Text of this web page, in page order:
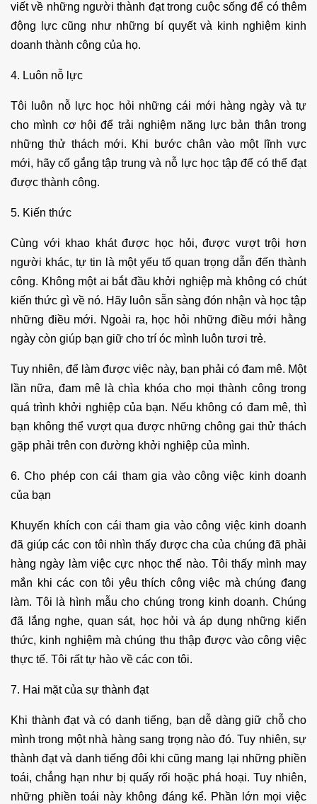
viết về những người thành đạt trong cuộc sống để có thêm
động lực cũng như những bí quyết và kinh nghiệm kinh
doanh thành công của họ.
4. Luôn nỗ lực
Tôi luôn nỗ lực học hỏi những cái mới hàng ngày và tự
cho mình cơ hội để trải nghiệm năng lực bản thân trong
những thử thách mới. Khi bước chân vào một lĩnh vực
mới, hãy cố gắng tập trung và nỗ lực học tập để có thể đạt
được thành công.
5. Kiến thức
Cùng với khao khát được học hỏi, được vượt trội hơn
người khác, tự tin là một yếu tố quan trọng dẫn đến thành
công. Không một ai bắt đầu khởi nghiệp mà không có chút
kiến thức gì về nó. Hãy luôn sẵn sàng đón nhận và học tập
những điều mới. Ngoài ra, học hỏi những điều mới hằng
ngày còn giúp bạn giữ cho trí óc mình luôn tươi trẻ.
Tuy nhiên, để làm được việc này, bạn phải có đam mê. Một
lần nữa, đam mê là chìa khóa cho mọi thành công trong
quá trình khởi nghiệp của bạn. Nếu không có đam mê, thì
bạn không thể vượt qua được những chông gai thử thách
gặp phải trên con đường khởi nghiệp của mình.
6. Cho phép con cái tham gia vào công việc kinh doanh
của bạn
Khuyến khích con cái tham gia vào công việc kinh doanh
đã giúp các con tôi nhìn thấy được cha của chúng đã phải
hàng ngày làm việc cực nhọc thế nào. Tôi thấy mình may
mắn khi các con tôi yêu thích công việc mà chúng đang
làm. Tôi là hình mẫu cho chúng trong kinh doanh. Chúng
đã lắng nghe, quan sát, học hỏi và áp dụng những kiến
thức, kinh nghiệm mà chúng thu thập được vào công việc
thực tế. Tôi rất tự hào về các con tôi.
7. Hai mặt của sự thành đạt
Khi thành đạt và có danh tiếng, bạn dễ dàng giữ chỗ cho
mình trong một nhà hàng sang trọng nào đó. Tuy nhiên, sự
thành đạt và danh tiếng đôi khi cũng mang lại những phiền
toái, chẳng hạn như bị quấy rối hoặc phá hoại. Tuy nhiên,
những phiền toái này không đáng kể. Phần lớn mọi việc